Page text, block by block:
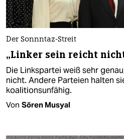
Der Sonnntaz-Streit
„Linker sein reicht
Die Linkspartei weiß sehr
nicht. Andere Parteien halten
koalitionsunfähig.
Von Sören Musyal